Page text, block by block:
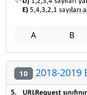
A B
10 2018-2019